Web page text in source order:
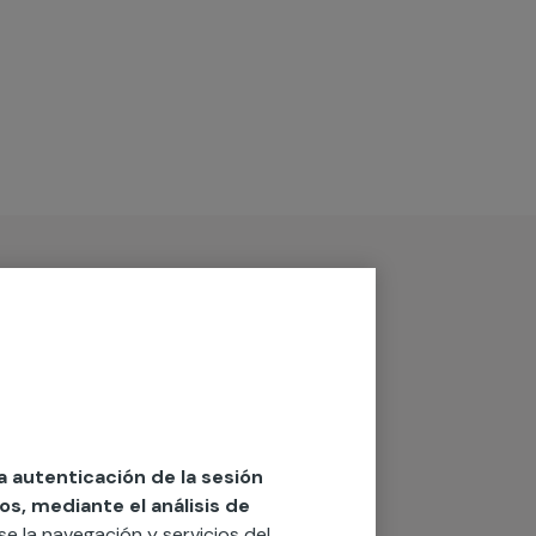
autenticación de la sesión
mediante el análisis de